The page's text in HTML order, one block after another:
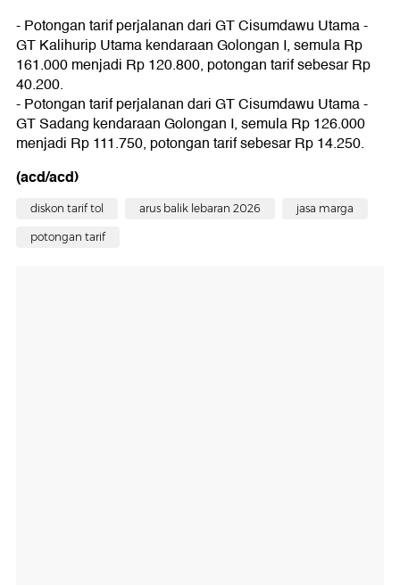
- Potongan tarif perjalanan dari GT Cisumdawu Utama -
GT Kalihurip Utama kendaraan Golongan I, semula Rp
161.000 menjadi Rp 120.800, potongan tarif sebesar Rp
40.200.
- Potongan tarif perjalanan dari GT Cisumdawu Utama -
GT Sadang kendaraan Golongan I, semula Rp 126.000
menjadi Rp 111.750, potongan tarif sebesar Rp 14.250.
(acd/acd)
diskon tarif tol arus balik lebaran 2026 jasa marga
potongan tarif